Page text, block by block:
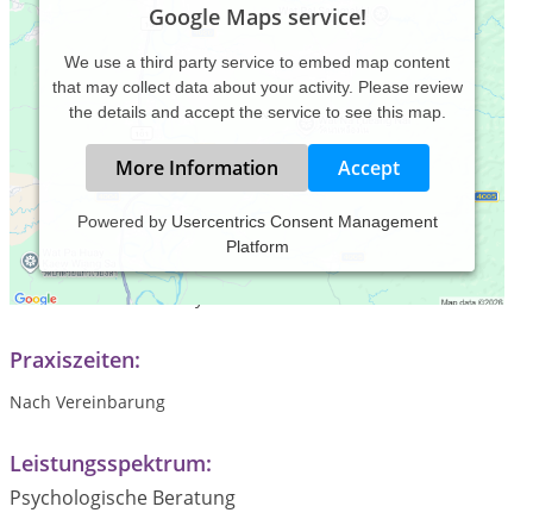
Google Maps service!
We use a third party service to embed map content
that may collect data about your activity. Please review
the details and accept the service to see this map.
More Information Accept
Powered by Usercentrics Consent Management
Platform
Meine Tätigkeit als Heilpraktikerin für Psychotherapie sehe
ich als Ergänzung zu approbierten Psychotherapeuten in
unserem Gesundheitssystem
Praxiszeiten:
Nach Vereinbarung
Leistungsspektrum:
Psychologische Beratung